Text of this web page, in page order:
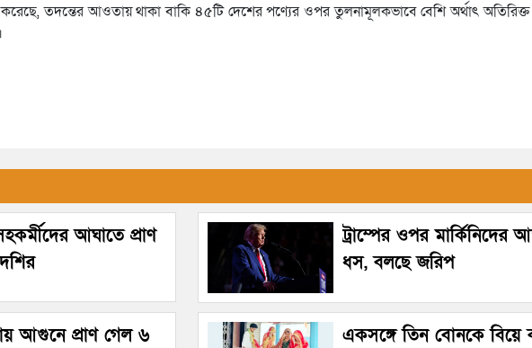
করেছে, তদন্তের আওতায় থাকা বাকি ৪৫টি দেশের পণ্যের ওপর তুলনামূলকভাবে বেশি অর্থাৎ
আঘাতে প্রাণ
ট্রাম্পের ওপর মার্কিনিদের
ধস, বলছে জরিপ
আগুনে প্রাণ গেল ৬
একসঙ্গে তিন বোনকে বিয়ে